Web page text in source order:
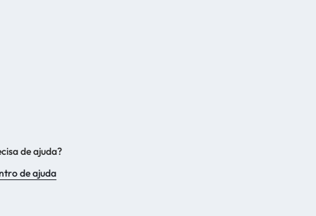
de ajuda?
de ajuda